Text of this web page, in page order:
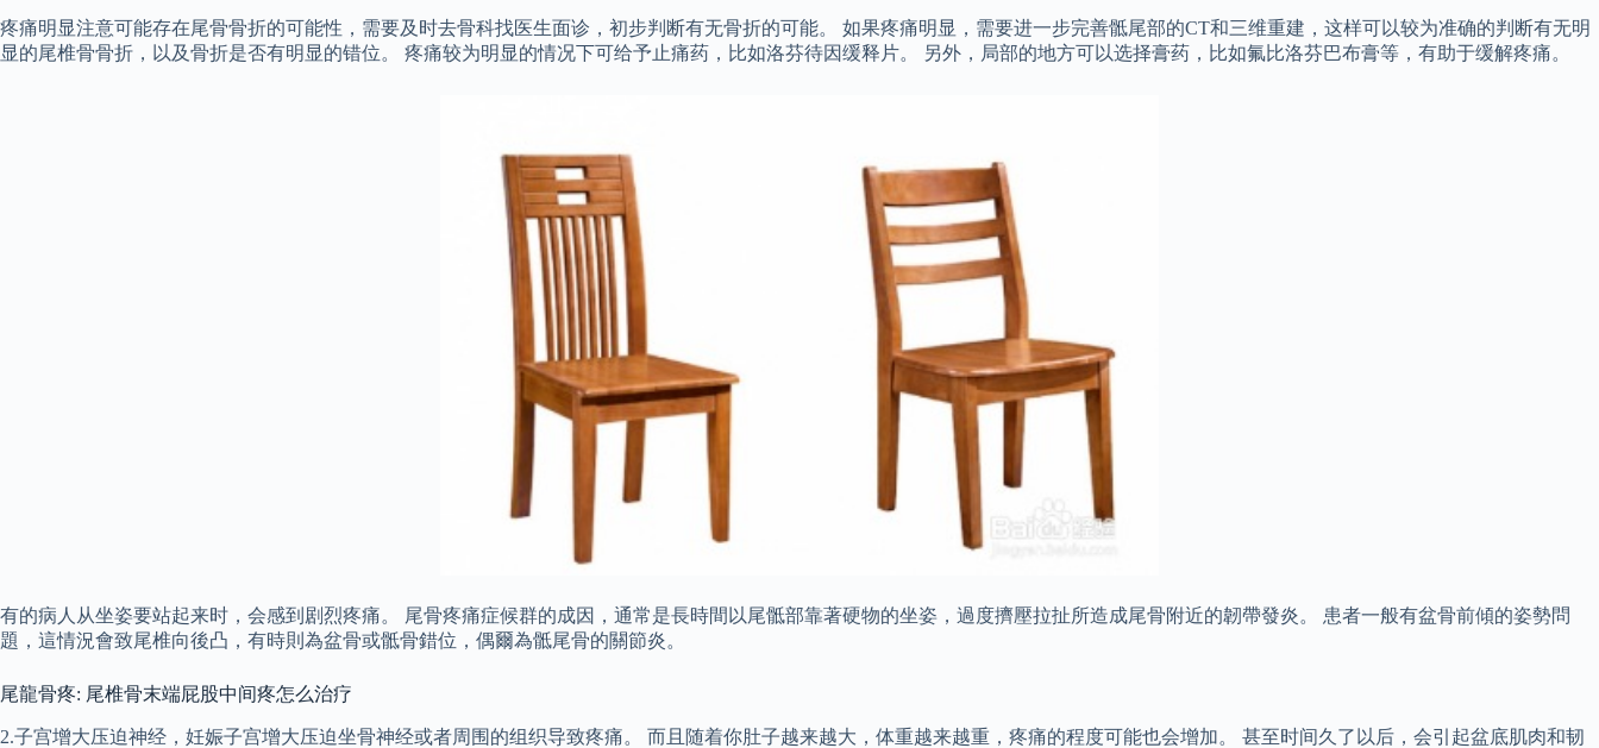
疼痛明显注意可能存在尾骨骨折的可能性，需要及时去骨科找医生面诊，初步判断有无骨折的可能。 如果疼痛明显，需要进一步完善骶尾部的CT和三维重建，这样可以较为准确的判断有无明
显的尾椎骨骨折，以及骨折是否有明显的错位。 疼痛较为明显的情况下可给予止痛药，比如洛芬待因缓释片。 另外，局部的地方可以选择膏药，比如氟比洛芬巴布膏等，有助于缓解疼痛。
有的病人从坐姿要站起来时，会感到剧烈疼痛。 尾骨疼痛症候群的成因，通常是長時間以尾骶部靠著硬物的坐姿，過度擠壓拉扯所造成尾骨附近的韌帶發炎。 患者一般有盆骨前傾的姿勢問
題，這情況會致尾椎向後凸，有時則為盆骨或骶骨錯位，偶爾為骶尾骨的關節炎。
尾龍骨疼: 尾椎骨末端屁股中间疼怎么治疗
2.子宫增大压迫神经，妊娠子宫增大压迫坐骨神经或者周围的组织导致疼痛。 而且随着你肚子越来越大，体重越来越重，疼痛的程度可能也会增加。 甚至时间久了以后，会引起盆底肌肉和韧